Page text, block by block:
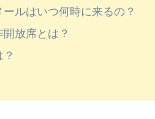
ルはいつ何時に来るの？
放席とは？